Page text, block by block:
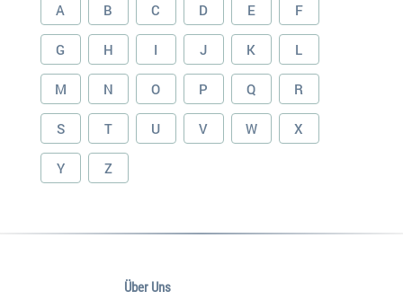
A B C D E F
G H I J K L
M N O P Q R
S T U V W X
Y Z
Über Uns